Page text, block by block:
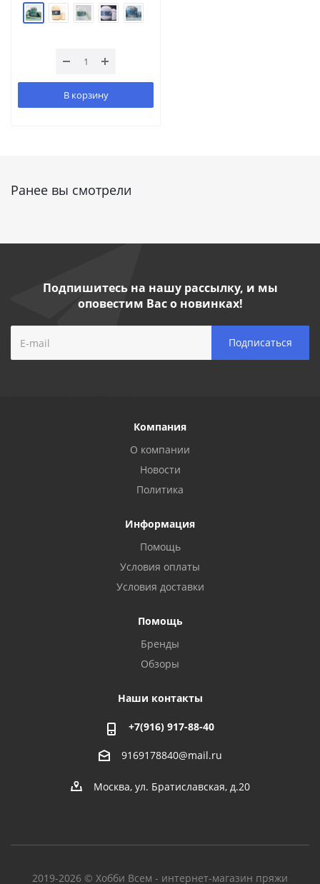
В корзину
Ранее вы смотрели
Подпишитесь на нашу рассылку, и мы
оповестим Вас о новинках!
Компания
О компании
Новости
Политика
Информация
Помощь
Условия оплаты
Условия доставки
Помощь
Бренды
Обзоры
Наши контакты
+7(916) 917-88-40
9169178840@mail.ru
Москва, ул. Братиславская, д.20
2019-2026 © Хобби Всем - интернет-магазин пряжи